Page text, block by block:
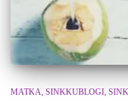
MATKA SINKKUBLOGI